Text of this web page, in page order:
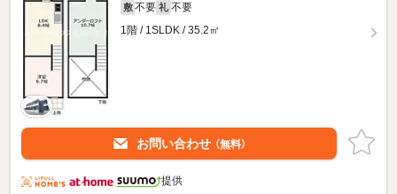
敷 不要 礼 不要
1階 / 1SLDK / 35.2㎡
お問い合わせ （無料）
提供